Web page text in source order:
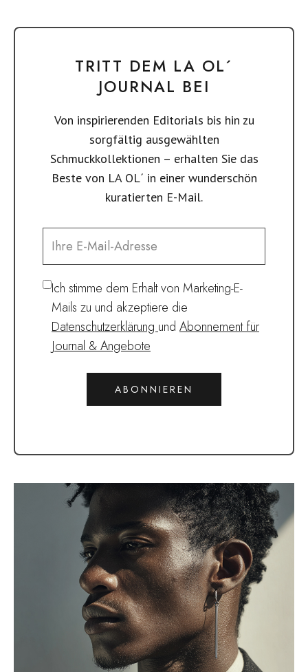
TRITT DEM LA OL´
JOURNAL BEI
Von inspirierenden Editorials bis hin zu
sorgfältig ausgewählten
Schmuckkollektionen – erhalten Sie das
Beste von LA OL´ in einer wunderschön
kuratierten E-Mail.
Ich stimme dem Erhalt von Marketing-E-
Mails zu und akzeptiere die
Datenschutzerklärungund Abonnement für
Journal & Angebote
ABONNIEREN